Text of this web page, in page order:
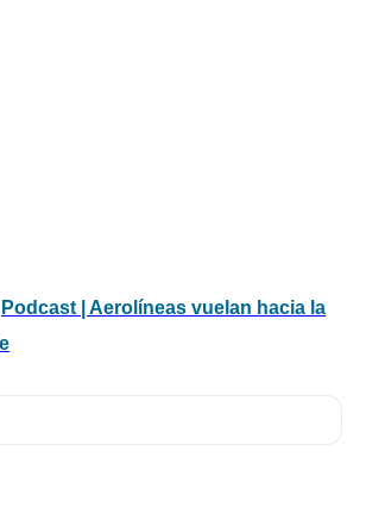
Podcast | Aerolíneas vuelan hacia la